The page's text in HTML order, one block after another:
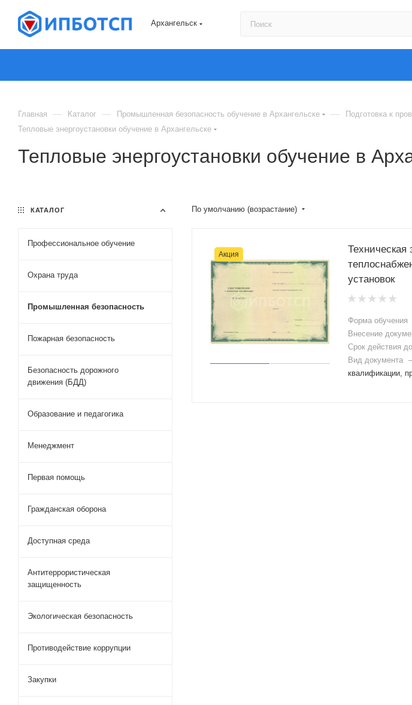
Архангельск
Главная — Каталог — Промышленная безопасность обучение в Архангельске — Подготовка к
Тепловые энергоустановки обучение в Архангельске
Тепловые энергоустановки обучение в
По умолчанию (возрастание)
Акция
Техническая
установок
Форма обучения
Внесение
Срок действия
Вид документа
квалификации,
КАТАЛОГ
Профессиональное обучение
Охрана труда
Промышленная безопасность
Пожарная безопасность
Безопасность дорожного
движения (БДД)
Образование и педагогика
Менеджмент
Первая помощь
Гражданская оборона
Доступная среда
Антитеррористическая
защищенность
Экологическая безопасность
Противодействие коррупции
Закупки